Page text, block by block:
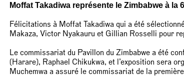
Moffat Takadiwa représente le Zimbabwe à la
Félicitations à Moffat Takadiwa qui a été
Makaza, Victor Nyakauru et Gillian Rosselli pour
Le commissariat du Pavillon du Zimbabwe a été
(Harare), Raphael Chikukwa, et l’exposition sera
Muchemwa a assuré le commissariat de la